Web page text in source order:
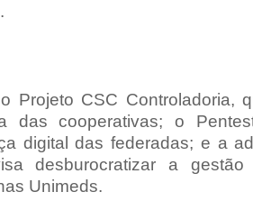
Projeto CSC Controladoria,
das cooperativas; o
digital das federadas; e a
desburocratizar a gestão
Unimeds.